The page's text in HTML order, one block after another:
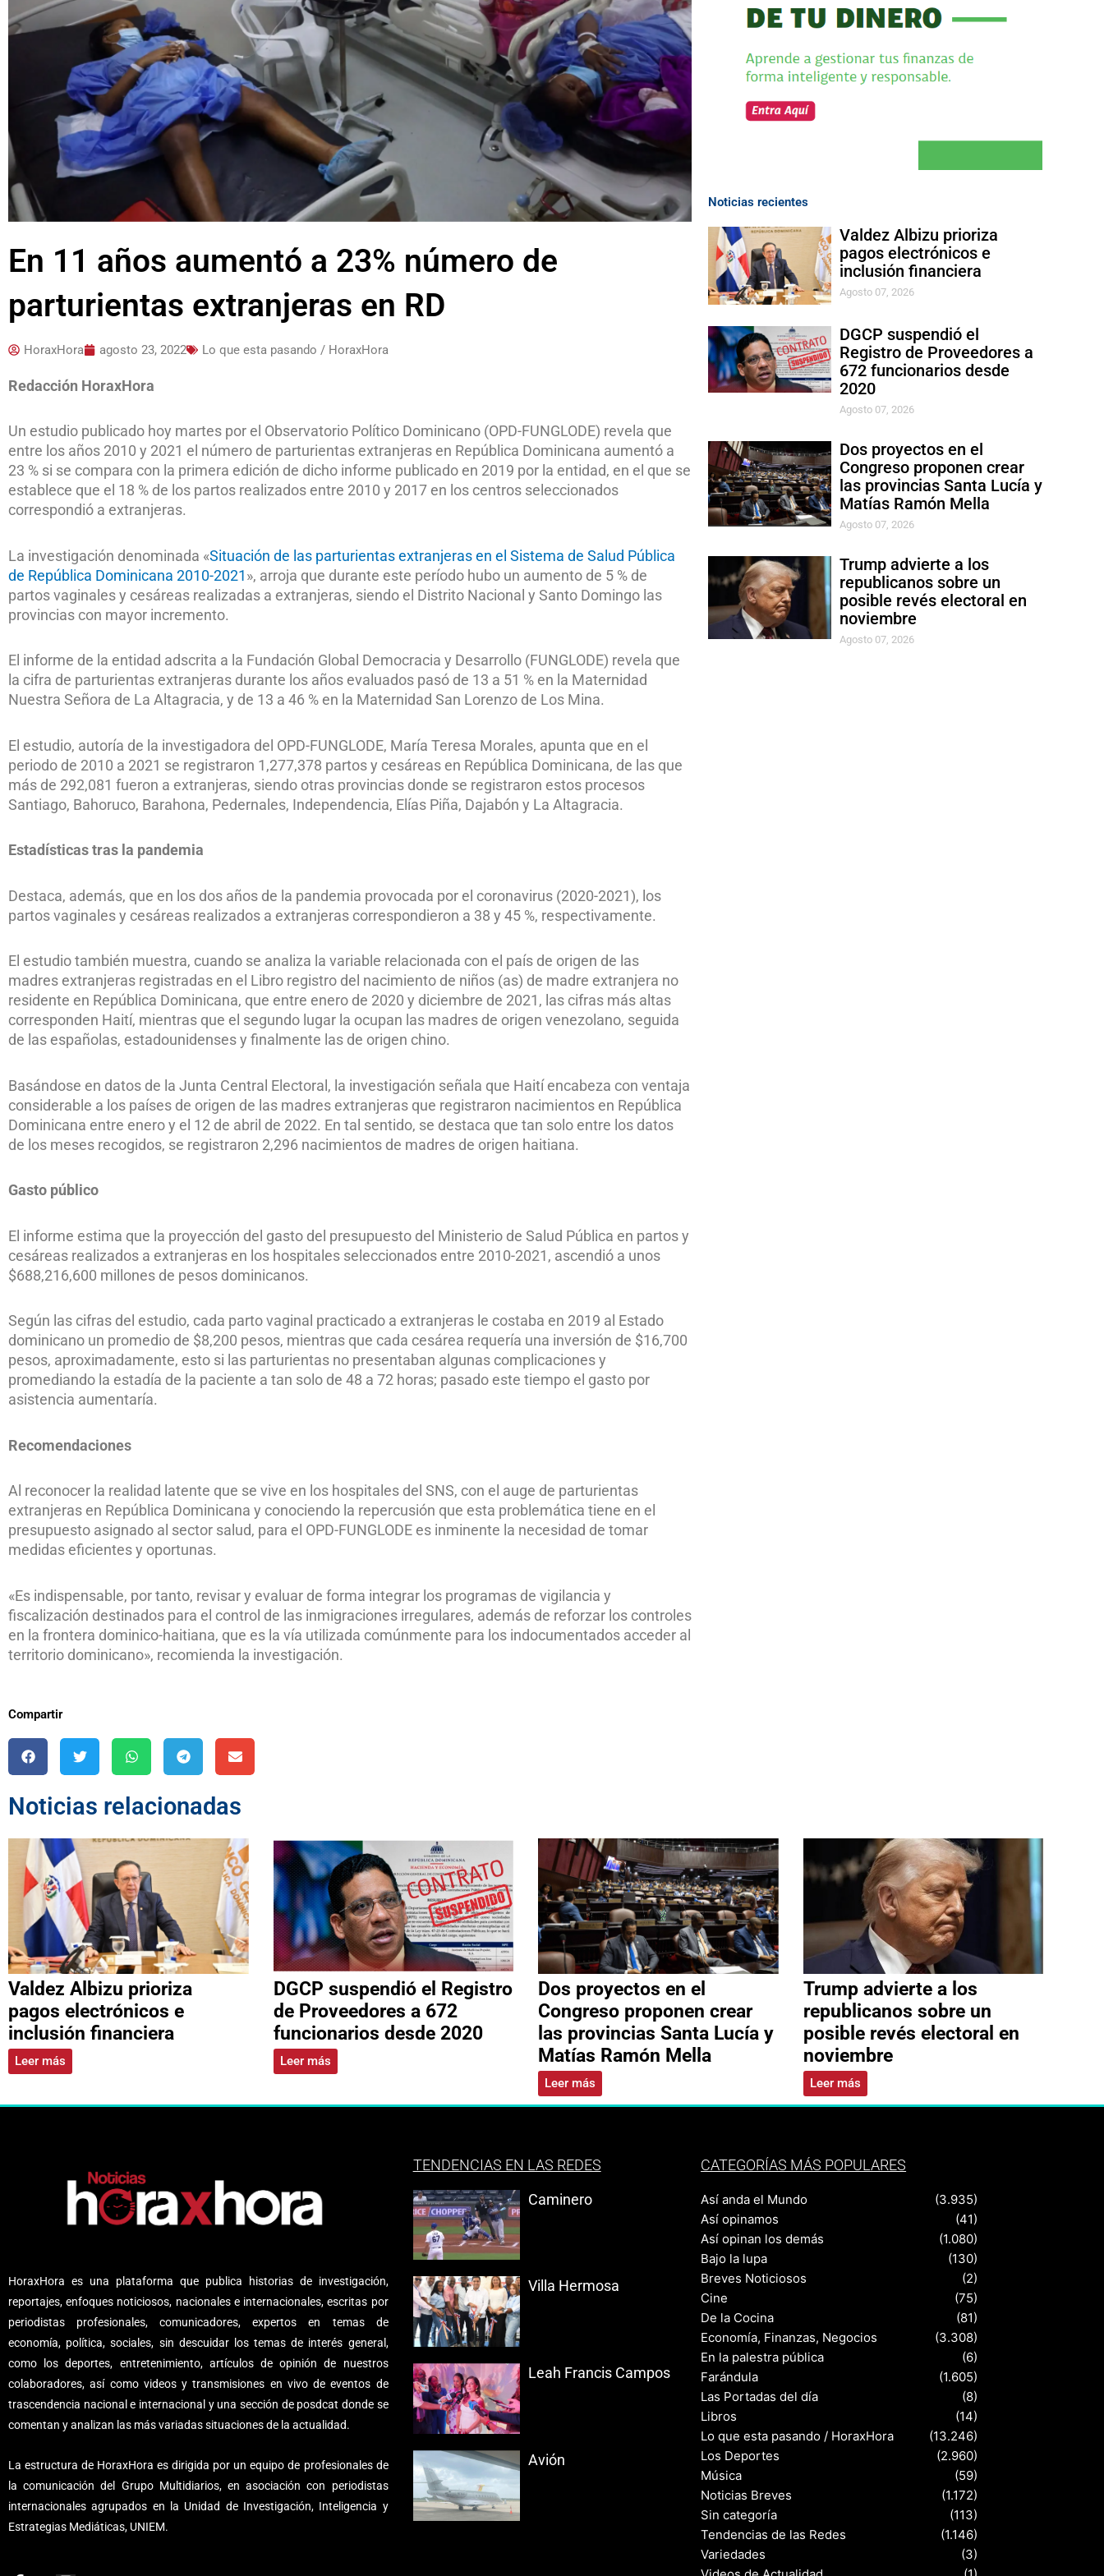
En 11 años aumentó a 23% número de
parturientas extranjeras en RD
HoraxHora agosto 23, 2022 Lo que esta pasando / HoraxHora
Redacción HoraxHora
Un estudio publicado hoy martes por el Observatorio Político Dominicano (OPD-FUNGLODE) revela que
entre los años 2010 y 2021 el número de parturientas extranjeras en República Dominicana aumentó a
23 % si se compara con la primera edición de dicho informe publicado en 2019 por la entidad, en el que se
establece que el 18 % de los partos realizados entre 2010 y 2017 en los centros seleccionados
correspondió a extranjeras.
La investigación denominada «Situación de las parturientas extranjeras en el Sistema de Salud Pública
de República Dominicana 2010-2021», arroja que durante este período hubo un aumento de 5 % de
partos vaginales y cesáreas realizadas a extranjeras, siendo el Distrito Nacional y Santo Domingo las
provincias con mayor incremento.
El informe de la entidad adscrita a la Fundación Global Democracia y Desarrollo (FUNGLODE) revela que
la cifra de parturientas extranjeras durante los años evaluados pasó de 13 a 51 % en la Maternidad
Nuestra Señora de La Altagracia, y de 13 a 46 % en la Maternidad San Lorenzo de Los Mina.
El estudio, autoría de la investigadora del OPD-FUNGLODE, María Teresa Morales, apunta que en el
periodo de 2010 a 2021 se registraron 1,277,378 partos y cesáreas en República Dominicana, de las que
más de 292,081 fueron a extranjeras, siendo otras provincias donde se registraron estos procesos
Santiago, Bahoruco, Barahona, Pedernales, Independencia, Elías Piña, Dajabón y La Altagracia.
Estadísticas tras la pandemia
Destaca, además, que en los dos años de la pandemia provocada por el coronavirus (2020-2021), los
partos vaginales y cesáreas realizados a extranjeras correspondieron a 38 y 45 %, respectivamente.
El estudio también muestra, cuando se analiza la variable relacionada con el país de origen de las
madres extranjeras registradas en el Libro registro del nacimiento de niños (as) de madre extranjera no
residente en República Dominicana, que entre enero de 2020 y diciembre de 2021, las cifras más altas
corresponden Haití, mientras que el segundo lugar la ocupan las madres de origen venezolano, seguida
de las españolas, estadounidenses y finalmente las de origen chino.
Basándose en datos de la Junta Central Electoral, la investigación señala que Haití encabeza con ventaja
considerable a los países de origen de las madres extranjeras que registraron nacimientos en República
Dominicana entre enero y el 12 de abril de 2022. En tal sentido, se destaca que tan solo entre los datos
de los meses recogidos, se registraron 2,296 nacimientos de madres de origen haitiana.
Gasto público
El informe estima que la proyección del gasto del presupuesto del Ministerio de Salud Pública en partos y
cesáreas realizados a extranjeras en los hospitales seleccionados entre 2010-2021, ascendió a unos
$688,216,600 millones de pesos dominicanos.
Según las cifras del estudio, cada parto vaginal practicado a extranjeras le costaba en 2019 al Estado
dominicano un promedio de $8,200 pesos, mientras que cada cesárea requería una inversión de $16,700
pesos, aproximadamente, esto si las parturientas no presentaban algunas complicaciones y
promediando la estadía de la paciente a tan solo de 48 a 72 horas; pasado este tiempo el gasto por
asistencia aumentaría.
Recomendaciones
Al reconocer la realidad latente que se vive en los hospitales del SNS, con el auge de parturientas
extranjeras en República Dominicana y conociendo la repercusión que esta problemática tiene en el
presupuesto asignado al sector salud, para el OPD-FUNGLODE es inminente la necesidad de tomar
medidas eficientes y oportunas.
«Es indispensable, por tanto, revisar y evaluar de forma integrar los programas de vigilancia y
fiscalización destinados para el control de las inmigraciones irregulares, además de reforzar los controles
en la frontera dominico-haitiana, que es la vía utilizada comúnmente para los indocumentados acceder al
territorio dominicano», recomienda la investigación.
Compartir
Noticias recientes
Valdez Albizu prioriza
pagos electrónicos e
inclusión financiera
Agosto 07, 2026
DGCP suspendió el
Registro de Proveedores a
672 funcionarios desde
2020
Agosto 07, 2026
Dos proyectos en el
Congreso proponen crear
las provincias Santa Lucía y
Matías Ramón Mella
Agosto 07, 2026
Trump advierte a los
republicanos sobre un
posible revés electoral en
noviembre
Agosto 07, 2026
Noticias relacionadas
Valdez Albizu prioriza
pagos electrónicos e
inclusión financiera
Leer más
DGCP suspendió el Registro
de Proveedores a 672
funcionarios desde 2020
Leer más
Dos proyectos en el
Congreso proponen crear
las provincias Santa Lucía y
Matías Ramón Mella
Leer más
Trump advierte a los
republicanos sobre un
posible revés electoral en
noviembre
Leer más
HoraxHora es una plataforma que publica historias de investigación,
reportajes, enfoques noticiosos, nacionales e internacionales, escritas por
periodistas profesionales, comunicadores, expertos en temas de
economía, política, sociales, sin descuidar los temas de interés general,
como los deportes, entretenimiento, artículos de opinión de nuestros
colaboradores, así como videos y transmisiones en vivo de eventos de
trascendencia nacional e internacional y una sección de posdcat donde se
comentan y analizan las más variadas situaciones de la actualidad.
La estructura de HoraxHora es dirigida por un equipo de profesionales de
la comunicación del Grupo Multidiarios, en asociación con periodistas
internacionales agrupados en la Unidad de Investigación, Inteligencia y
Estrategias Mediáticas, UNIEM.
TENDENCIAS EN LAS REDES
Caminero
Villa Hermosa
Leah Francis Campos
Avión
CATEGORÍAS MÁS POPULARES
Así anda el Mundo
(3.935)
Así opinamos
(41)
Así opinan los demás
(1.080)
Bajo la lupa
(130)
Breves Noticiosos
(2)
Cine
(75)
De la Cocina
(81)
Economía, Finanzas, Negocios
(3.308)
En la palestra pública
(6)
Farándula
(1.605)
Las Portadas del día
(8)
Libros
(14)
Lo que esta pasando / HoraxHora
(13.246)
Los Deportes
(2.960)
Música
(59)
Noticias Breves
(1.172)
Sin categoría
(113)
Tendencias de las Redes
(1.146)
Variedades
(3)